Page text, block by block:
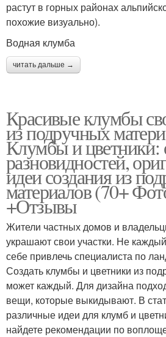
растут в горных районах
похожие визуально).
Водная клумба
читать дальше →
Красивые клумбы
из подручных
Клумбы и цветники:
разновидностей,
идеи создания из
материалов (70+
+Отзывы
Жители частных домов и
украшают свои участки. Не
себе привлечь специалиста по
Создать клумбы и цветники из
может каждый. Для дизайна
вещи, которые выкидывают. В
различные идеи для клумб и
найдете рекомендации по